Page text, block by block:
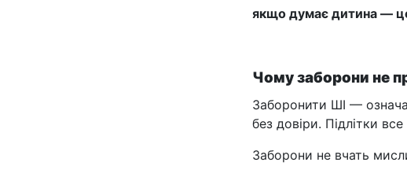
якщо думає дитина —
Чому заборони не
Заборонити ШІ —
без довіри. Підлітки
Заборони не вчать